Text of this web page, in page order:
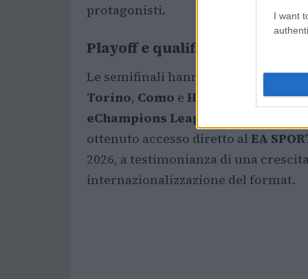
I want
protagonisti.
Playoff e qualificazioni
Le semifinali hanno visto
Torino, Como e Hellas Verona,
eChampions League
ottenuto accesso diretto al EA
2026, a testimonianza di una
internazionalizzazione del format.